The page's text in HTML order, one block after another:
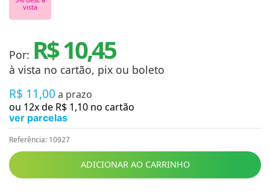
vista
Por: R$ 10,45
à vista no cartão, pix ou boleto
R$ 11,00 a prazo
ou 12x de R$ 1,10 no cartão
ver parcelas
Referência: 10927
ADICIONAR AO CARRINHO